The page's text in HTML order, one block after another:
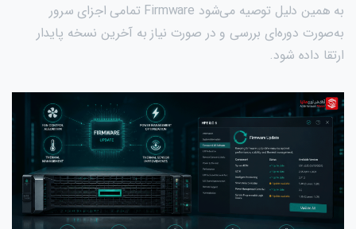
به همین دلیل توصیه می‌شود Firmware تمامی اجزای سرور
به‌صورت دوره‌ای بررسی و در صورت نیاز به آخرین نسخه پایدار
ارتقا داده شود.